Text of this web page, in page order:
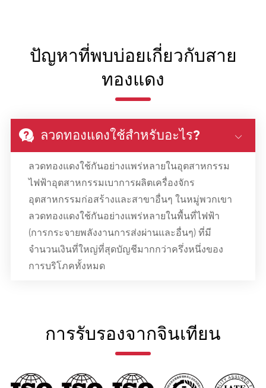
ปัญหาที่พบบ่อยเกี่ยวกับสาย
ทองแดง
 ลวดทองแดงใช้สำหรับอะไร? 
ลวดทองแดงใช้กันอย่างแพร่หลายในอุตสาหกรรม
ไฟฟ้าอุตสาหกรรมเบาการผลิตเครื่องจักร
อุตสาหกรรมก่อสร้างและสาขาอื่นๆ ในหมู่พวกเขา
ลวดทองแดงใช้กันอย่างแพร่หลายในพื้นที่ไฟฟ้า
(การกระจายพลังงานการส่งผ่านและอื่นๆ) ที่มี
จำนวนเงินที่ใหญ่ที่สุดบัญชีมากกว่าครึ่งหนึ่งของ
การบริโภคทั้งหมด
การรับรองจากจินเทียน